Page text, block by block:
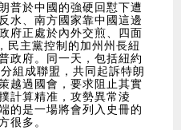
普於中國的強硬回懟下遭
水、南方國家靠中國這邊
府正處於內外交煎、四面
民主黨控制的加州州長紐
政府。同一天，包括紐約
組成聯盟，共同起訴特朗
越過國會，要求阻止其實
計算精准，攻勢異常淩
的是一場將會列入史冊的
很多。